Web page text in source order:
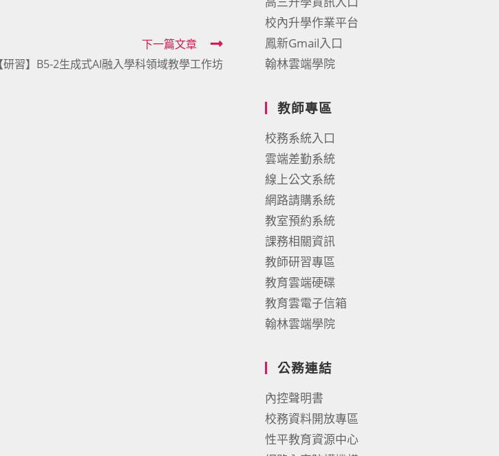
下一篇文章
【研習】B5-2生成式AI融入學科領域教學工作坊
校內升學作業平台
鳳新Gmail入口
翰林雲端學院
教師專區
校務系統入口
雲端差勤系統
線上公文系統
網路請購系統
教室預約系統
課務相關資訊
教師研習專區
教育雲端硬碟
教育雲電子信箱
翰林雲端學院
公務連結
內控聲明書
校務資料開放專區
性平教育資源中心